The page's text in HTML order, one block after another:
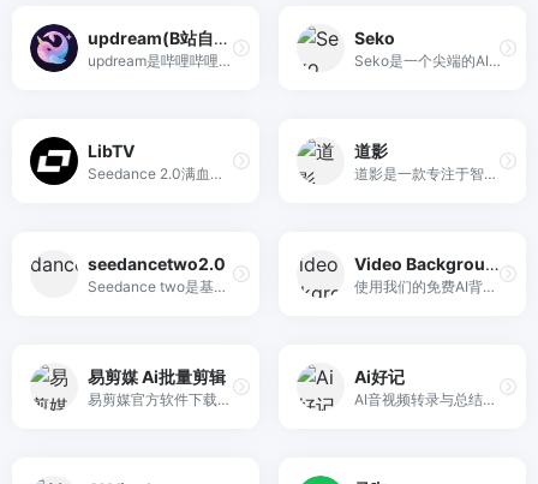
updream(B站自研)
updream是哔哩哔哩自研的AI视频创作产品，该产品面向B站广大UP主设计，主打轻量化、智能化创作体验，界面简洁易上手。
Seko
Seko是一个尖端的AI视频生成平台。利用先进的人工智能将想法转化为令人惊叹的专业视频。加入全球数以千计的创作者行列。
LibTV
Seedance 2.0满血不排队
道影
道影是一款专注于智能体驱动的 AI 视频创作平台，通过先进的生成模型与 Agent 协作，帮助创作者轻松将创意转化为电影级高清视频。
seedancetwo2.0
Seedance two是基于seedance2.0的中国大模型，支持图像、视频、音频、文本四种模态输入，表达方式更丰富，生成也更可控。
Video Background Remover
使用我们的免费AI背景删除剂删除视频背景。没有水印。在线，轻松，并与Capcut，Canva，Adobe Express等一起使用。
易剪媒 Ai批量剪辑
易剪媒官方软件下载，聚合式Ai剪辑工具，支持视频翻译、万能资源嗅探、视频综合处理、二创去重、提文案加字幕、多模式合成、分镜混剪等。
Ai好记
AI音视频转录与总结，内容学习效率 x10！视频/音频图文转录、翻译、总结，思维导图大纲，讲座、播客、访谈、会议转录和总结